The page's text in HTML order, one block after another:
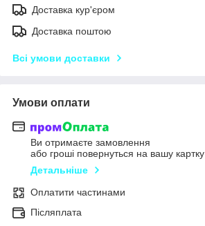
Доставка кур'єром
Доставка поштою
Всі умови доставки
Умови оплати
Ви отримаєте замовлення
або гроші повернуться на вашу картку
Детальніше
Оплатити частинами
Післяплата